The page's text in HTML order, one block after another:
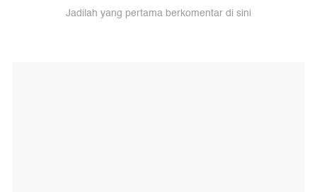
Jadilah yang pertama berkomentar di sini